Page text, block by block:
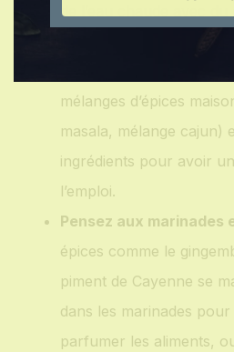
de l’eau chaude avec du
mélanges d’épices
masala, mélange cajun)
ingrédients pour avoir
l’emploi.
Pensez aux marinades
épices comme le
piment de Cayenne se
dans les marinades
parfumer les aliments,